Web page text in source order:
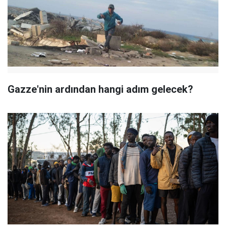
Gazze'nin ardından hangi adım gelecek?